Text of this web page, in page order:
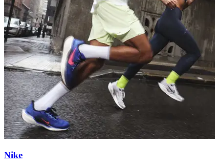
Nike